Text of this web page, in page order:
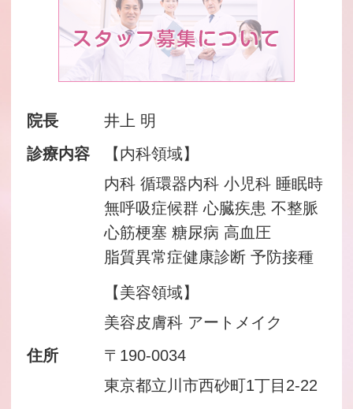
院長
井上 明
診療内容
【内科領域】
内科 循環器内科 小児科 睡眠時
無呼吸症候群 心臓疾患 不整脈
心筋梗塞 糖尿病 高血圧
脂質異常症健康診断 予防接種
【美容領域】
美容皮膚科 アートメイク
住所
〒190-0034
東京都立川市西砂町1丁目2-22